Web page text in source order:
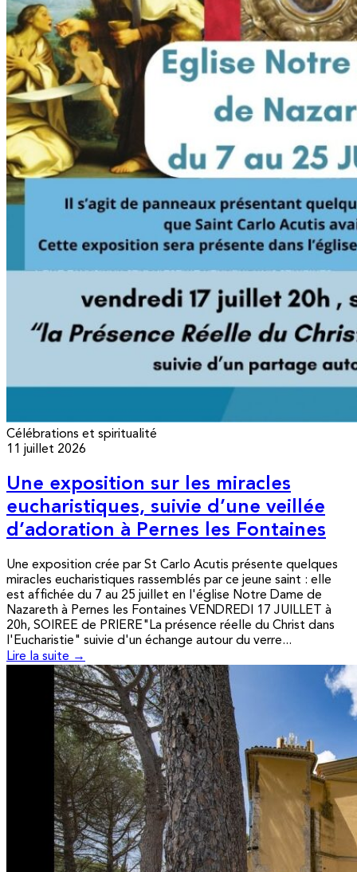
Célébrations et spiritualité
11 juillet 2026
Une exposition sur les miracles
eucharistiques, suivie d’une veillée
d’adoration à Pernes les Fontaines
Une exposition crée par St Carlo Acutis présente quelques
miracles eucharistiques rassemblés par ce jeune saint : elle
est affichée du 7 au 25 juillet en l'église Notre Dame de
Nazareth à Pernes les Fontaines VENDREDI 17 JUILLET à
20h, SOIREE de PRIERE"La présence réelle du Christ dans
l'Eucharistie" suivie d'un échange autour du verre...
Lire la suite →